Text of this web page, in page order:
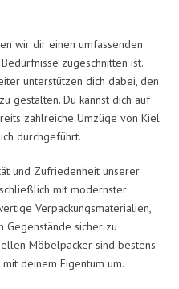
wir dir einen umfassenden
zugeschnitten ist.
unterstützen dich dabei, den
gestalten. Du kannst dich auf
zahlreiche Umzüge von Kiel
durchgeführt.
und Zufriedenheit unserer
mit modernster
Verpackungsmaterialien,
sicher zu
Möbelpacker sind bestens
deinem Eigentum um.